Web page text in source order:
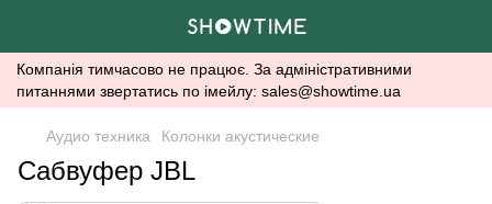
Компанія тимчасово не працює. За адміністративними
питаннями звертатись по імейлу: sales@showtime.ua
Аудио техника Колонки акустические
Сабвуфер JBL